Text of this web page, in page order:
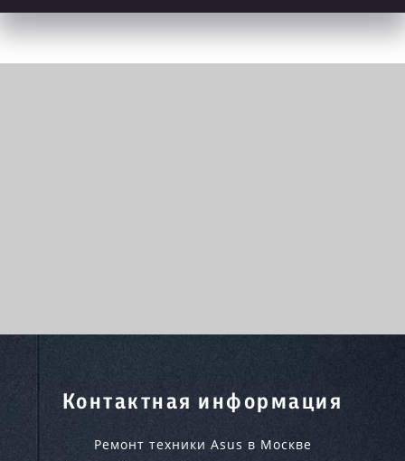
Контактная информация
Ремонт техники Asus в Москве